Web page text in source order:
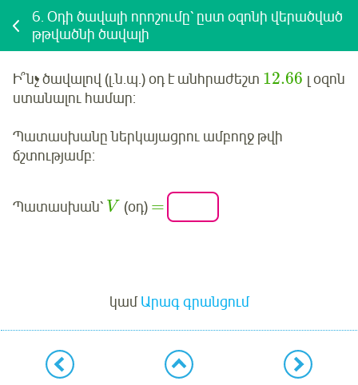
6. Օդի ծավալի որոշումը՝ ըստ օզոնի վերածված
թթվածնի ծավալի
Ի՞նչ ծավալով (լ.ն.պ.) օդ է անհրաժեշտ 12.66 լ օզոն
ստանալու համար:
Պատասխանը ներկայացրու ամբողջ թվի
ճշտությամբ:
Պատասխան՝ V (օդ) =
կամԱրագ գրանցում